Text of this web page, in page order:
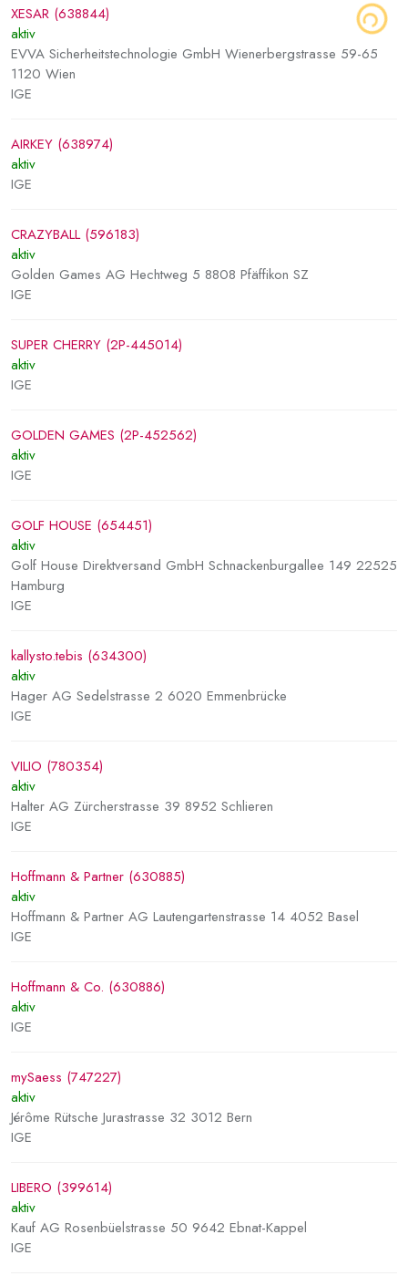
XESAR (638844)
aktiv
EVVA Sicherheitstechnologie GmbH Wienerbergstrasse 59-65
1120 Wien
IGE
AIRKEY (638974)
aktiv
IGE
CRAZYBALL (596183)
aktiv
Golden Games AG Hechtweg 5 8808 Pfäffikon SZ
IGE
SUPER CHERRY (2P-445014)
aktiv
IGE
GOLDEN GAMES (2P-452562)
aktiv
IGE
GOLF HOUSE (654451)
aktiv
Golf House Direktversand GmbH Schnackenburgallee 149 22525
Hamburg
IGE
kallysto.tebis (634300)
aktiv
Hager AG Sedelstrasse 2 6020 Emmenbrücke
IGE
VILIO (780354)
aktiv
Halter AG Zürcherstrasse 39 8952 Schlieren
IGE
Hoffmann & Partner (630885)
aktiv
Hoffmann & Partner AG Lautengartenstrasse 14 4052 Basel
IGE
Hoffmann & Co. (630886)
aktiv
IGE
mySaess (747227)
aktiv
Jérôme Rütsche Jurastrasse 32 3012 Bern
IGE
LIBERO (399614)
aktiv
Kauf AG Rosenbüelstrasse 50 9642 Ebnat-Kappel
IGE